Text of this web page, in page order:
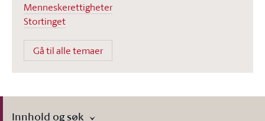
Menneskerettigheter
Stortinget
Gå til alle temaer
Innhold og søk